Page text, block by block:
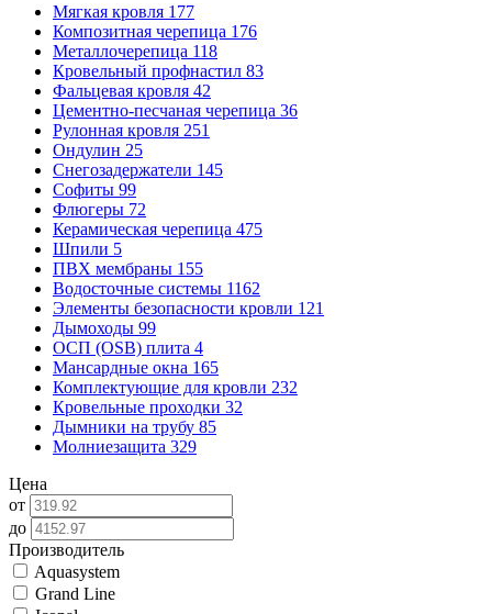
Мягкая кровля 177
Композитная черепица 176
Металлочерепица 118
Кровельный профнастил 83
Фальцевая кровля 42
Цементно-песчаная черепица 36
Рулонная кровля 251
Ондулин 25
Снегозадержатели 145
Софиты 99
Флюгеры 72
Керамическая черепица 475
Шпили 5
ПВХ мембраны 155
Водосточные системы 1162
Элементы безопасности кровли 121
Дымоходы 99
ОСП (OSB) плита 4
Мансардные окна 165
Комплектующие для кровли 232
Кровельные проходки 32
Дымники на трубу 85
Молниезащита 329
Цена
от
до
Производитель
Aquasystem
Grand Line